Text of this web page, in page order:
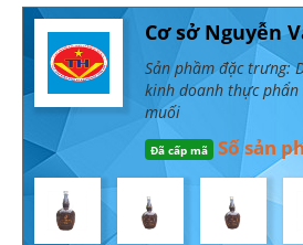
Cơ sở Nguyễn
Sản phầm đặc trưng:
kinh doanh thực
muối
Đã cấp mã Số sản